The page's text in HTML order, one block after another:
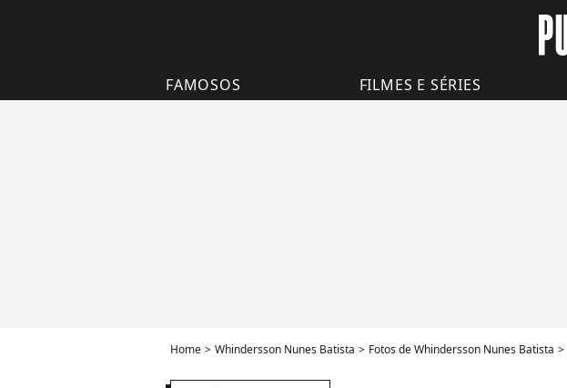
FAMOSOS FILMES E SÉRIES
Home Whindersson Nunes Batista Fotos de Whindersson Nunes Batista